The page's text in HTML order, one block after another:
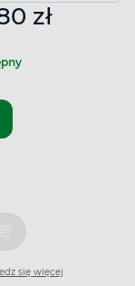
zł
Co-
się więcej